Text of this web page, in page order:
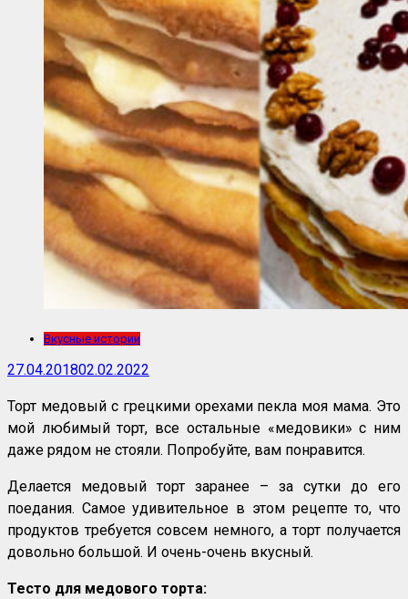
Вкусные истории
27.04.201802.02.2022
Торт медовый с грецкими орехами пекла моя мама. Это
мой любимый торт, все остальные «медовики» с ним
даже рядом не стояли. Попробуйте, вам понравится.
Делается медовый торт заранее – за сутки до его
поедания. Самое удивительное в этом рецепте то, что
продуктов требуется совсем немного, а торт получается
довольно большой. И очень-очень вкусный.
Тесто для медового торта: